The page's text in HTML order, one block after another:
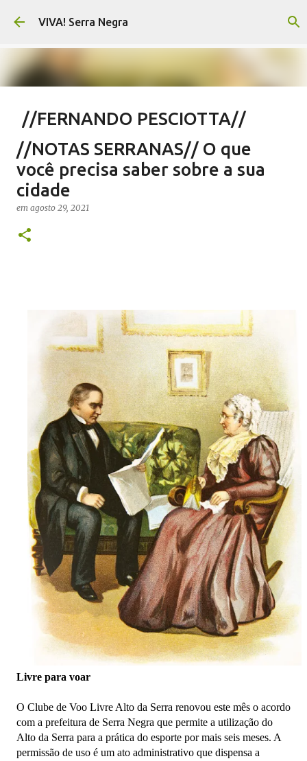
Pular para o conteúdo principal
VIVA! Serra Negra
//FERNANDO PESCIOTTA//
Encurtando caminho
em FERNANDO PESCIOTTA
NOTÍCIAS SERRA NEGRA
0
//NOTAS SERRANAS// O que
você precisa saber sobre a sua
cidade
em agosto 29, 2021
Livre para voar
O Clube de Voo Livre Alto da Serra renovou este mês o acordo
com a prefeitura de Serra Negra que permite a utilização do
Alto da Serra para a prática do esporte por mais seis meses. A
permissão de uso é um ato administrativo que dispensa a